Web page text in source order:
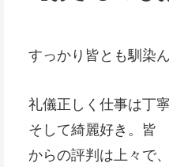
すっかり皆とも馴染
礼儀正しく仕事は丁寧
そして綺麗好き。皆
からの評判は上々で